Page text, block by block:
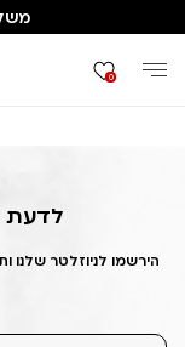
0
דף הבית
לדעת
הירשמו לניוזלטר שלנו